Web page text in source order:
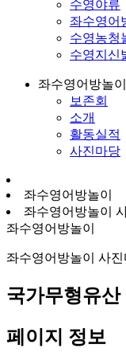
수영야류
좌수영어
수영농청
수영지신
좌수영어방놀
보존회
소개
활동실적
사진마당
좌수영어방놀이
좌수영어방놀이
좌수영어방놀이
좌수영어방놀이 사
국가무형유산
페이지 정보